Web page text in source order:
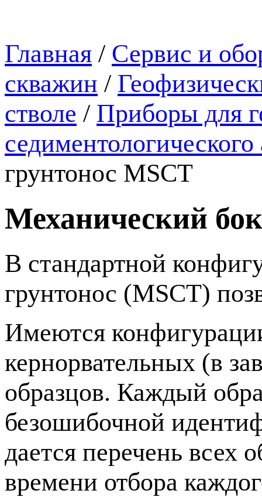
Главная / Сервис и
скважин /
стволе / Приборы для
седиментологического
грунтонос MSCT
Механический
В стандартной
грунтонос (MSCT)
Имеются
кернорвательных (в
образцов. Каждый
безошибочной
дается перечень всех
времени отбора